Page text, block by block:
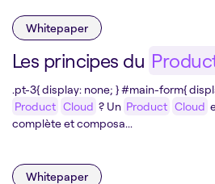
Whitepaper
Les principes du
.pt-3{ display: none; } #main-form{
Product Cloud ? Un Product Cloud
complète et composa...
Whitepaper